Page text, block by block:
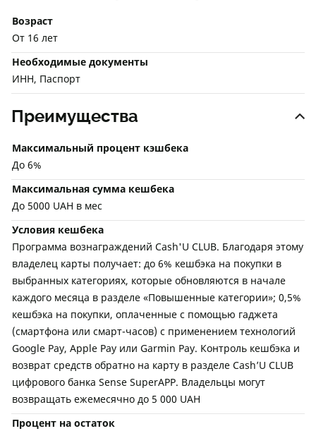
Возраст
От 16 лет
Необходимые документы
ИНН, Паспорт
Преимущества
Максимальный процент кэшбека
До 6%
Максимальная сумма кешбека
До 5000 UAH в мес
Условия кешбека
Программа вознаграждений Cash'U CLUB. Благодаря этому
владелец карты получает: до 6% кешбэка на покупки в
выбранных категориях, которые обновляются в начале
каждого месяца в разделе «Повышенные категории»; 0,5%
кешбэка на покупки, оплаченные с помощью гаджета
(смартфона или смарт-часов) с применением технологий
Google Pay, Apple Pay или Garmin Pay. Контроль кешбэка и
возврат средств обратно на карту в разделе Cash’U CLUB
цифрового банка Sense SuperAPP. Владельцы могут
возвращать ежемесячно до 5 000 UAH
Процент на остаток